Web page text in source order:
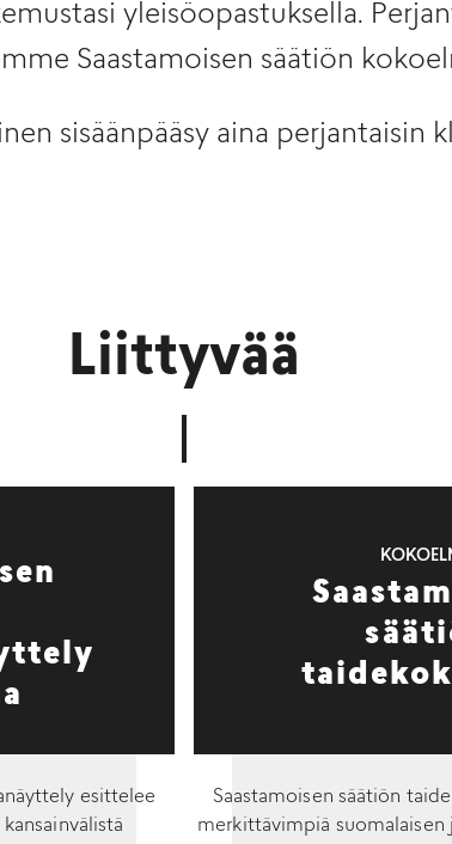
yleisöopastuksella.
Saastamoisen säätiön
sisäänpääsy aina perjantaisin
Liittyvää
esittelee
Saastamoisen säätiön
merkittävimpiä suomalaisen